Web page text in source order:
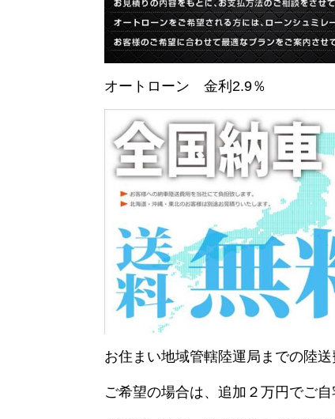
オートローン 金利2.9％
お住まい地域管轄陸運局までの陸
ご希望の場合は、追加２万円でご